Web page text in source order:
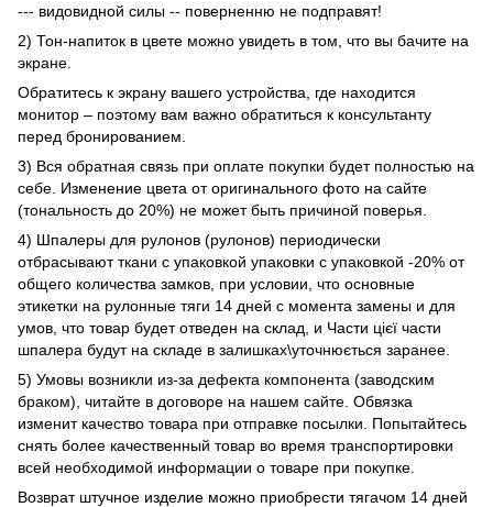
--- видовидной силы -- поверненню не подправят!
2) Тон-напиток в цвете можно увидеть в том, что вы бачите на
экране.
Обратитесь к экрану вашего устройства, где находится
монитор – поэтому вам важно обратиться к консультанту
перед бронированием.
3) Вся обратная связь при оплате покупки будет полностью на
себе. Изменение цвета от оригинального фото на сайте
(тональность до 20%) не может быть причиной поверья.
4) Шпалеры для рулонов (рулонов) периодически
отбрасывают ткани с упаковкой упаковки с упаковкой -20% от
общего количества замков, при условии, что основные
этикетки на рулонные тяги 14 дней с момента замены и для
умов, что товар будет отведен на склад, и Части цієї части
шпалера будут на складе в залишках\уточнюється заранее.
5) Умовы возникли из-за дефекта компонента (заводским
браком), читайте в договоре на нашем сайте. Обвязка
изменит качество товара при отправке посылки. Попытайтесь
снять более качественный товар во время транспортировки
всей необходимой информации о товаре при покупке.
Возврат штучное изделие можно приобрести тягачом 14 дней